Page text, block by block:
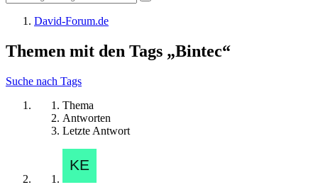
David-Forum.de
Themen mit den Tags „Bintec“
Suche nach Tags
Thema
Antworten
Letzte Antwort